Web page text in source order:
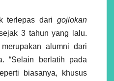
terlepas dari gojlokan
3 tahun yang lalu.
alumni dari
“Selain berlatih pada
biasanya, khusus